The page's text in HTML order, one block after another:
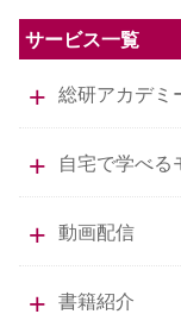
サービス一覧
総研アカデミ
自宅で学べる
動画配信
書籍紹介